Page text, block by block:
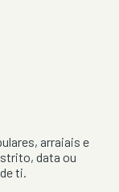
arraiais e
data ou
ti.